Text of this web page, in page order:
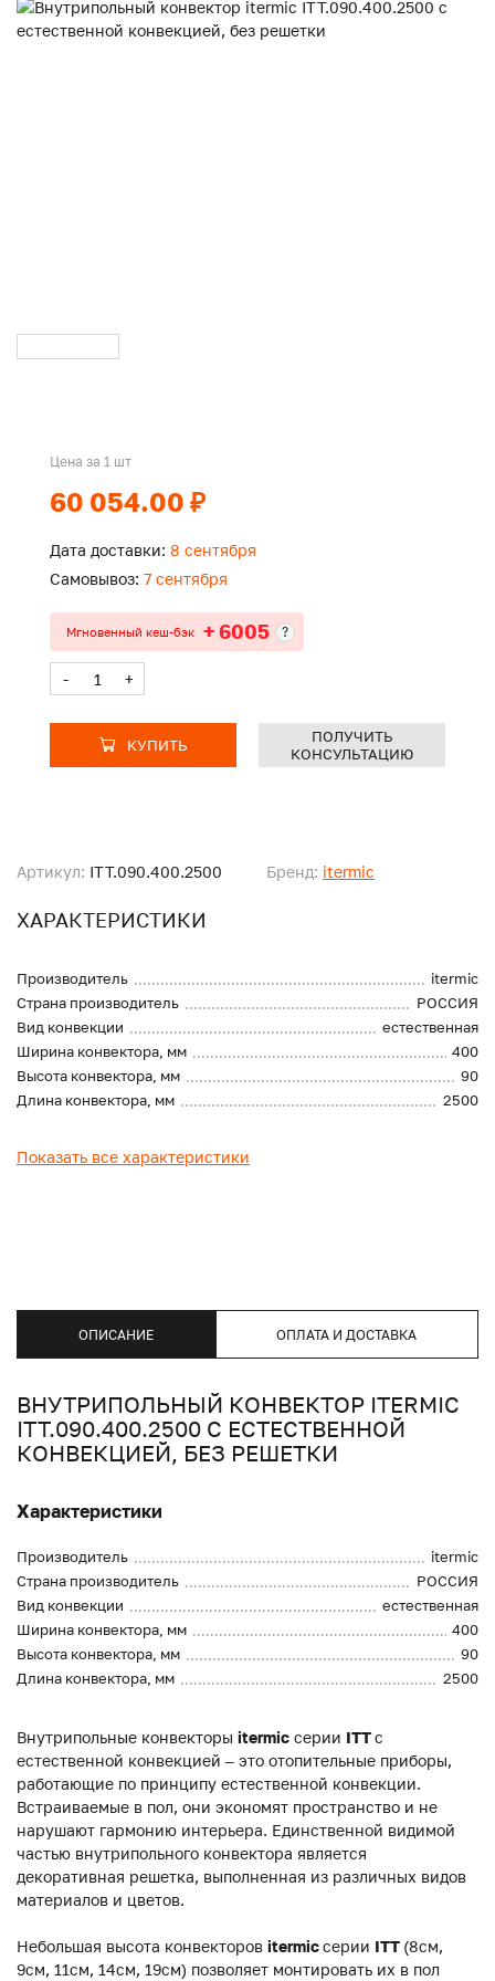
Артикул: ITT.090.400.2500 Бренд: itermic
ХАРАКТЕРИСТИКИ
Производитель
itermic
Страна производитель
РОССИЯ
Вид конвекции
естественная
Ширина конвектора, мм
400
Высота конвектора, мм
90
Длина конвектора, мм
2500
Показать все характеристики
Цена за 1 шт
60 054.00 ₽
Дата доставки: 8 сентября
Самовывоз: 7 сентября
Мгновенный кеш-бэк + 6005 ?
- +
КУПИТЬ
ПОЛУЧИТЬ
КОНСУЛЬТАЦИЮ
ОПИСАНИЕ ОПЛАТА И ДОСТАВКА
ВНУТРИПОЛЬНЫЙ КОНВЕКТОР ITERMIC
ITT.090.400.2500 С ЕСТЕСТВЕННОЙ
КОНВЕКЦИЕЙ, БЕЗ РЕШЕТКИ
Характеристики
Производитель
itermic
Страна производитель
РОССИЯ
Вид конвекции
естественная
Ширина конвектора, мм
400
Высота конвектора, мм
90
Длина конвектора, мм
2500
Внутрипольные конвекторы itermic серии ITTс
естественной конвекцией – это отопительные приборы,
работающие по принципу естественной конвекции.
Встраиваемые в пол, они экономят пространство и не
нарушают гармонию интерьера. Единственной видимой
частью внутрипольного конвектора является
декоративная решетка, выполненная из различных видов
материалов и цветов.
Небольшая высота конвекторов itermicсерии ITT (8см,
9см, 11см, 14см, 19см) позволяет монтировать их в пол